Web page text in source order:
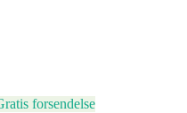
forsendelse